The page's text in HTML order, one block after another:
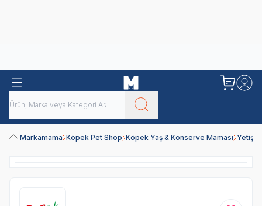
Markamama Köpek Pet Shop Köpek Yaş & Konserve Maması